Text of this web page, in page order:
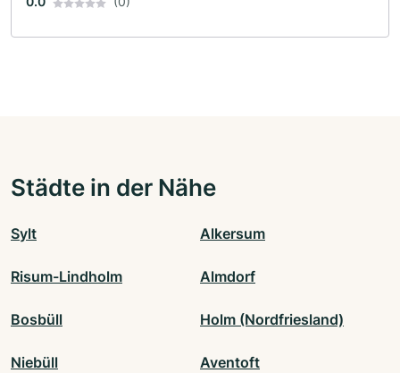
Städte in der Nähe
Sylt Alkersum
Risum-Lindholm Almdorf
Bosbüll Holm (Nordfriesland)
Niebüll Aventoft